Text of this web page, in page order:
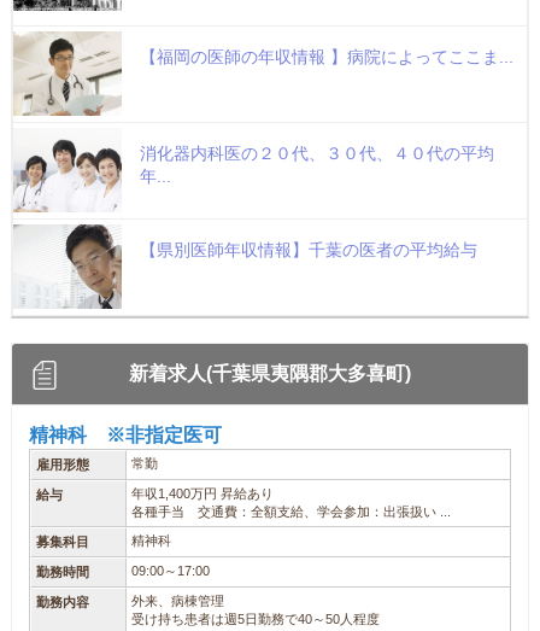
【福岡の医師の年収情報 】病院によってここま...
消化器内科医の２０代、３０代、４０代の平均
年...
【県別医師年収情報】千葉の医者の平均給与
新着求人(千葉県夷隅郡大多喜町)
精神科 ※非指定医可
雇用形態 常勤
給与
年収1,400万円 昇給あり
各種手当 交通費：全額支給、学会参加：出張扱い ...
募集科目 精神科
勤務時間 09:00～17:00
勤務内容
外来、病棟管理
受け持ち患者は週5日勤務で40～50人程度